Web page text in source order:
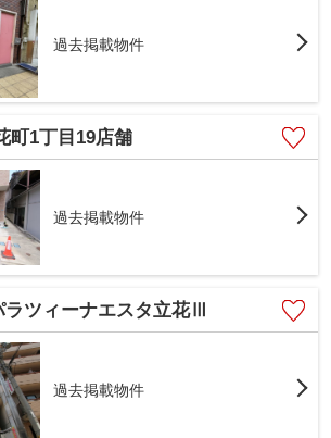
過去掲載物件
町1丁目19店舗
過去掲載物件
ラツィーナエスタ立花Ⅲ
過去掲載物件